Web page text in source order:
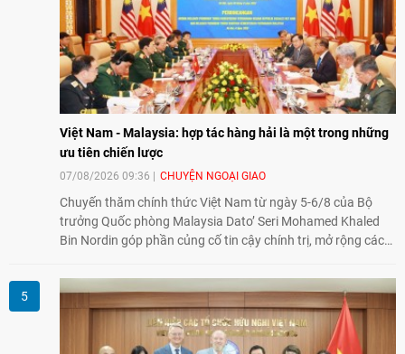
Việt Nam - Malaysia: hợp tác hàng hải là một trong những
ưu tiên chiến lược
07/08/2026 09:36 CHUYỆN NGOẠI GIAO
Chuyến thăm chính thức Việt Nam từ ngày 5-6/8 của Bộ
trưởng Quốc phòng Malaysia Dato’ Seri Mohamed Khaled
Bin Nordin góp phần củng cố tin cậy chính trị, mở rộng các
Malaysia theo hướng ngày càng thực chất.